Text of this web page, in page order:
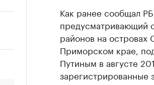
Как ранее сообщал
предусматривающий
районов на островах
Приморском крае,
Путиным в августе
зарегистрированные